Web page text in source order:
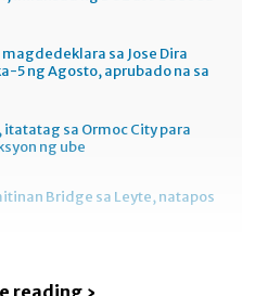
sa Jose Dira
5 ng Agosto, aprubado na sa
sa Ormoc City para
ng ube
Bridge sa Leyte, natapos